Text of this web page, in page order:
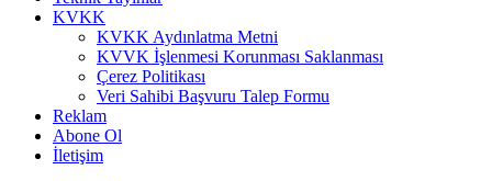
KVKK
KVKK Aydınlatma Metni
KVVK İşlenmesi Korunması Saklanması
Çerez Politikası
Veri Sahibi Başvuru Talep Formu
Reklam
Abone Ol
İletişim